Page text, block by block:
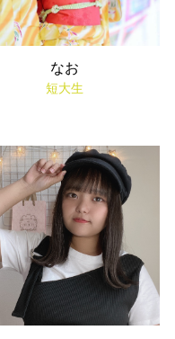
なお
短大生